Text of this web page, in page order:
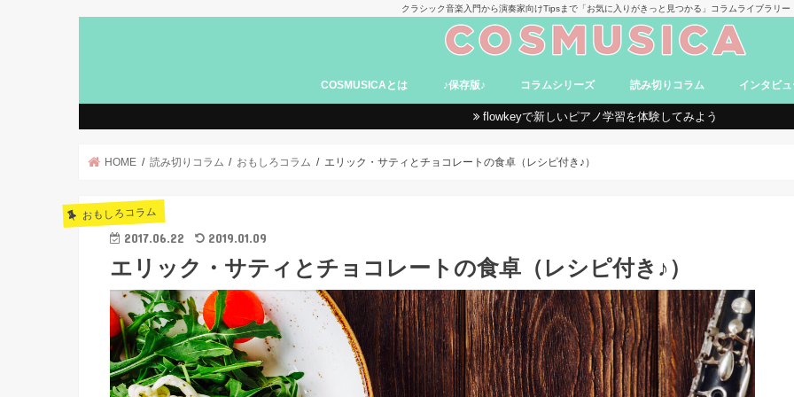
クラシック音楽入門から演奏家向けTipsまで「お気に入りがきっと見つかる」コラムライブラリー
COSMUSICAとは ♪保存版♪ コラムシリーズ
卑弥呼のバッハ探究
World Concert Tour
音楽家のメンタルトレーニング
世界史×吹奏楽 ～時を超えた響き～
オーケストラ日誌！in Germany
そよかとぶらり♪ クラシックデート
コンサートファッショニスタ
映画で学ぶクラシック
進め！ ヴァイオリンおけいこ道
Aroma et Classique
ヴィオラ奏者のベルリン便り
Sunday Classic -名曲紹介-
声楽家みずかのクラシック講座
ちょい聴きから始める現代音楽
「オペラやっぱ楽しかったわ。」
卑弥呼と行くロンドン音楽さんぽ
モーツァルトとワイン旅行
絵画と音楽
読み切りコラム
入門コラム
なるほどコラム
おもしろコラム
受験&留学
レビューコラム
まとめコラム
MAG（manga/anime/game）
インタビ
flowkeyで新しいピアノ学習を体験してみよう
HOME 読み切りコラム おもしろコラム エリック・サティとチョコレートの食卓（レシピ付き♪）
おもしろコラム
2017.06.22 2019.01.09
エリック・サティとチョコレートの食卓（レシピ付き♪）